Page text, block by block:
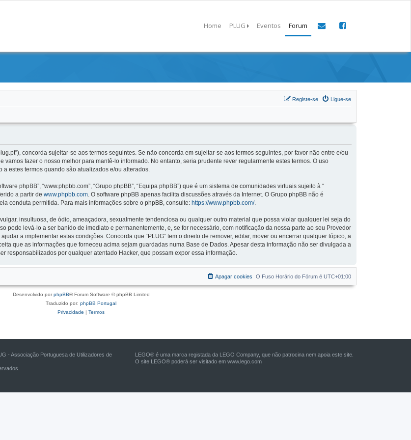
Home PLUG Eventos Forum
Ligue-se
Registe-se
concorda sujeitar-se aos termos seguintes. Se não concorda em sujeitar-se aos termos seguintes, por favor não entre e/ou
vamos fazer o nosso melhor para mantê-lo informado. No entanto, seria prudente rever regularmente estes termos. O uso
a estes termos quando são atualizados e/ou alterados.
phpBB”, “www.phpbb.com”, “Grupo phpBB”, “Equipa phpBB”) que é um sistema de comunidades virtuais sujeito à “
a partir de www.phpbb.com. O software phpBB apenas facilita discussões através da Internet. O Grupo phpBB não é
conduta permitida. Para mais informações sobre o phpBB, consulte: https://www.phpbb.com/.
insultuosa, de ódio, ameaçadora, sexualmente tendenciosa ou qualquer outro material que possa violar qualquer lei seja do
pode levá-lo a ser banido de imediato e permanentemente, e, se for necessário, com notificação da nossa parte ao seu Provedor
a implementar estas condições. Concorda que “PLUG” tem o direito de remover, editar, mover ou encerrar qualquer tópico, a
que as informações que forneceu acima sejam guardadas numa Base de Dados. Apesar desta informação não ser divulgada a
responsabilizados por qualquer atentado Hacker, que possam expor essa informação.
O Fuso Horário do Fórum é UTC+01:00
Apagar cookies
Desenvolvido porphpBB® Forum Software © phpBB Limited
Traduzido por: phpBB Portugal
Privacidade | Termos
- Associação Portuguesa de Utilizadores de
LEGO® é uma marca registada da LEGO Company, que não patrocina nem apoia este site.
O site LEGO® poderá ser visitado em www.lego.com